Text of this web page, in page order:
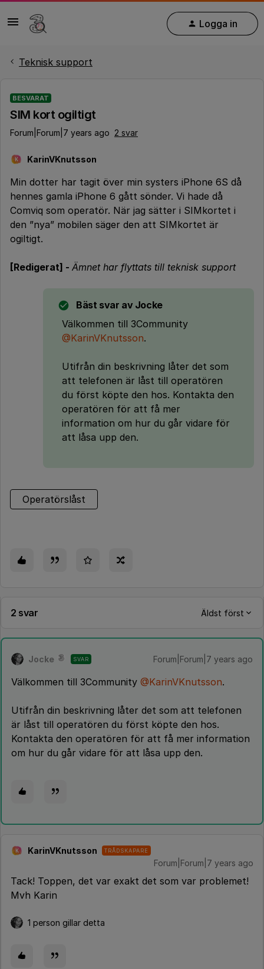
Logga in
Teknisk support
BESVARAT
SIM kort ogiltigt
Forum|Forum|7 years ago 2 svar
K KarinVKnutsson
Min dotter har tagit över min systers iPhone 6S då
hennes gamla iPhone 6 gått sönder. Vi hade då
Comviq som operatör. När jag sätter i SIMkortet i
den ”nya” mobilen säger den att SIMkortet är
ogiltigt.
[Redigerat] - Ämnet har flyttats till teknisk support
Bäst svar av Jocke
Välkommen till 3Community
@KarinVKnutsson.
Utifrån din beskrivning låter det som
att telefonen är låst till operatören
du först köpte den hos. Kontakta den
operatören för att få mer
information om hur du går vidare för
att låsa upp den.
Operatörslåst
2 svar Äldst först
Jocke SVAR Forum|Forum|7 years ago
Välkommen till 3Community @KarinVKnutsson.
Utifrån din beskrivning låter det som att telefonen
är låst till operatören du först köpte den hos.
Kontakta den operatören för att få mer information
om hur du går vidare för att låsa upp den.
K KarinVKnutsson TRÅDSKAPARE
Forum|Forum|7 years ago
Tack! Toppen, det var exakt det som var problemet!
Mvh Karin
1 person gillar detta